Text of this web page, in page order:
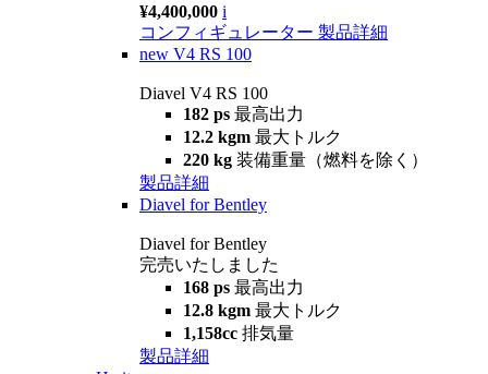
¥4,400,000 i
コンフィギュレーター 製品詳細
new V4 RS 100
Diavel V4 RS 100
182 ps 最高出力
12.2 kgm 最大トルク
220 kg 装備重量（燃料を除く）
製品詳細
Diavel for Bentley
Diavel for Bentley
完売いたしました
168 ps 最高出力
12.8 kgm 最大トルク
1,158cc 排気量
製品詳細